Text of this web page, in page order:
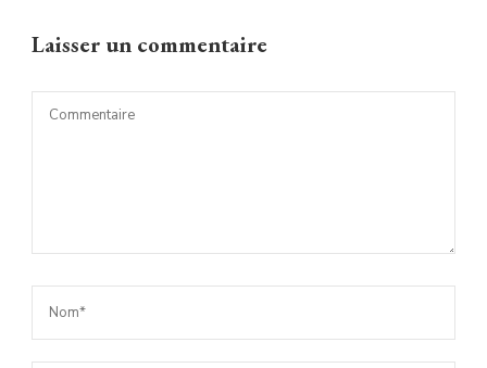
Laisser un commentaire